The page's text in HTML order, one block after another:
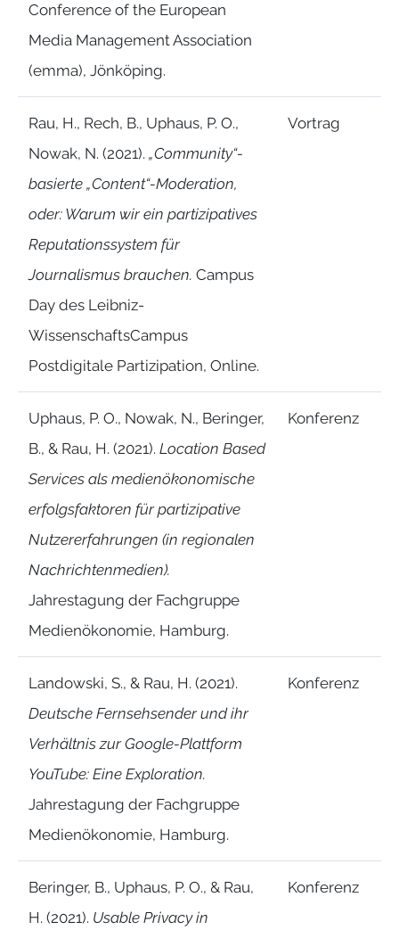
Conference of the European
Media Management Association
(emma), Jönköping.
Rau, H., Rech, B., Uphaus, P. O.,
Nowak, N. (2021). „Community“-
basierte „Content“-Moderation,
oder: Warum wir ein partizipatives
Reputationssystem für
Journalismus brauchen. Campus
Day des Leibniz-
WissenschaftsCampus
Postdigitale Partizipation, Online.
Vortrag
Uphaus, P. O., Nowak, N., Beringer,
B., & Rau, H. (2021). Location Based
Services als medienökonomische
erfolgsfaktoren für partizipative
Nutzererfahrungen (in regionalen
Nachrichtenmedien).
Jahrestagung der Fachgruppe
Medienökonomie, Hamburg.
Konferenz
Landowski, S., & Rau, H. (2021).
Deutsche Fernsehsender und ihr
Verhältnis zur Google-Plattform
YouTube: Eine Exploration.
Jahrestagung der Fachgruppe
Medienökonomie, Hamburg.
Konferenz
Beringer, B., Uphaus, P. O., & Rau,
H. (2021). Usable Privacy in
Konferenz